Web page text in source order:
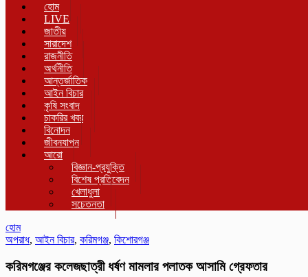
হোম
LIVE
জাতীয়
সারাদেশ
রাজনীতি
অর্থনীতি
আন্তর্জাতিক
আইন বিচার
কৃষি সংবাদ
চাকরির খবর
বিনোদন
জীবনযাপন
আরো
বিজ্ঞান-প্রযুক্তি
বিশেষ প্রতিবেদন
খেলাধুলা
সচেতনতা
হোম
অপরাধ, আইন বিচার, করিমগঞ্জ, কিশোরগঞ্জ
করিমগঞ্জের কলেজছাত্রী ধর্ষণ মামলার পলাতক আসামি গ্রেফতার